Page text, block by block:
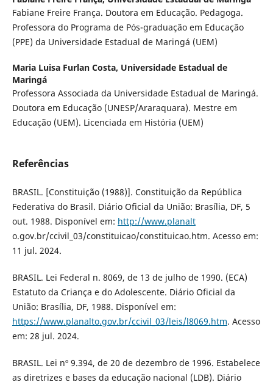
Fabiane Freire França. Doutora em Educação. Pedagoga.
Professora do Programa de Pós-graduação em Educação
(PPE) da Universidade Estadual de Maringá (UEM)
Maria Luisa Furlan Costa, Universidade Estadual de
Maringá
Professora Associada da Universidade Estadual de Maringá.
Doutora em Educação (UNESP/Araraquara). Mestre em
Educação (UEM). Licenciada em História (UEM)
Referências
BRASIL. [Constituição (1988)]. Constituição da República
Federativa do Brasil. Diário Oficial da União: Brasília, DF, 5
out. 1988. Disponível em: http://www.planalt
o.gov.br/ccivil_03/constituicao/constituicao.htm. Acesso em:
11 jul. 2024.
BRASIL. Lei Federal n. 8069, de 13 de julho de 1990. (ECA)
Estatuto da Criança e do Adolescente. Diário Oficial da
União: Brasília, DF, 1988. Disponível em:
https://www.planalto.gov.br/ccivil_03/leis/l8069.htm. Acesso
em: 28 jul. 2024.
BRASIL. Lei nº 9.394, de 20 de dezembro de 1996. Estabelece
as diretrizes e bases da educação nacional (LDB). Diário